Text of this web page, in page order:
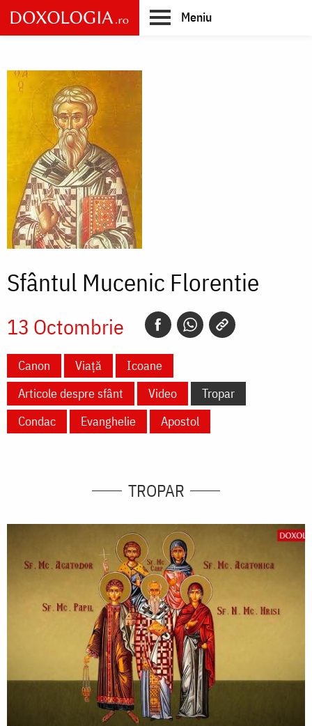
Skip
to
main
Meniu
Sfântul Mucenic Florentie
13 Octombrie
Canon Viață
Icoane
Articole despre sfânt
Video
Tropar
Condac
Evanghelie Apostol
TROPAR